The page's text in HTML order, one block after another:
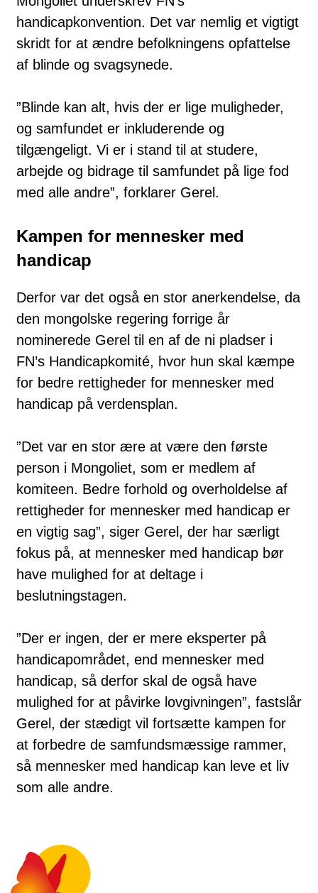
handicapkonvention. Det var nemlig et vigtigt
skridt for at ændre befolkningens opfattelse
af blinde og svagsynede.
”Blinde kan alt, hvis der er lige muligheder,
og samfundet er inkluderende og
tilgængeligt. Vi er i stand til at studere,
arbejde og bidrage til samfundet på lige fod
med alle andre”, forklarer Gerel.
Kampen for mennesker med
handicap
Derfor var det også en stor anerkendelse, da
den mongolske regering forrige år
nominerede Gerel til en af de ni pladser i
FN’s Handicapkomité, hvor hun skal kæmpe
for bedre rettigheder for mennesker med
handicap på verdensplan.
”Det var en stor ære at være den første
person i Mongoliet, som er medlem af
komiteen. Bedre forhold og overholdelse af
rettigheder for mennesker med handicap er
en vigtig sag”, siger Gerel, der har særligt
fokus på, at mennesker med handicap bør
have mulighed for at deltage i
beslutningstagen.
”Der er ingen, der er mere eksperter på
handicapområdet, end mennesker med
handicap, så derfor skal de også have
mulighed for at påvirke lovgivningen”, fastslår
Gerel, der stædigt vil fortsætte kampen for
at forbedre de samfundsmæssige rammer,
så mennesker med handicap kan leve et liv
som alle andre.